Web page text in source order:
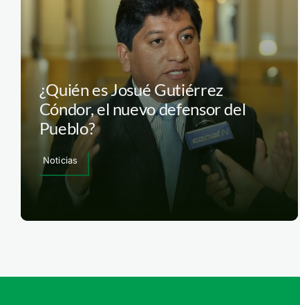
¿Quién es Josué Gutiérrez
Cóndor, el nuevo defensor del
Pueblo?
Noticias